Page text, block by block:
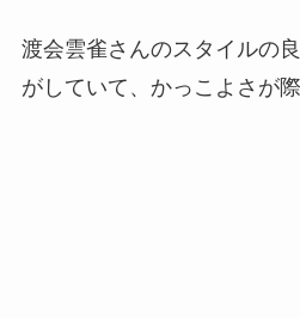
渡会雲雀さんのスタイルの
がしていて、かっこよさが